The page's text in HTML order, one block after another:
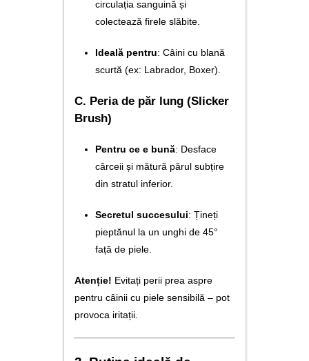
circulația sanguină și
colectează firele slăbite.
Ideală pentru: Câini cu blană
scurtă (ex: Labrador, Boxer).
C. Peria de păr lung (Slicker
Brush)
Pentru ce e bună: Desface
cârceii și mătură părul subțire
din stratul inferior.
Secretul succesului: Țineți
pieptănul la un unghi de 45°
față de piele.
Atenție! Evitați perii prea aspre
pentru câinii cu piele sensibilă – pot
provoca iritații.